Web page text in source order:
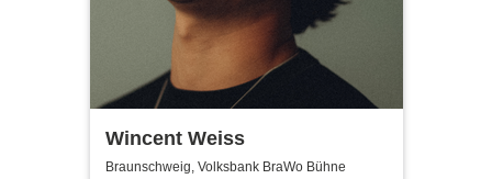
Wincent Weiss
Braunschweig, Volksbank BraWo Bühne